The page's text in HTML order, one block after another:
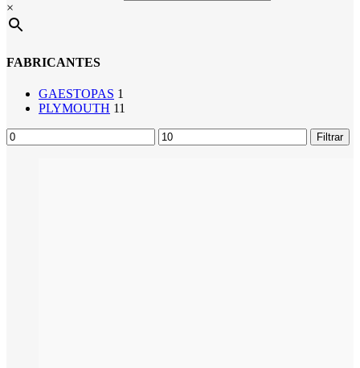
×
FABRICANTES
GAESTOPAS 1
PLYMOUTH 11
Precio
mínimo
Precio
máximo
Filtrar